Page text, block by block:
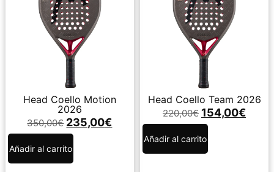
Head Coello Motion
2026
350,00€ 235,00€
Añadir al carrito
Head Coello Team 2026
220,00€ 154,00€
Añadir al carrito